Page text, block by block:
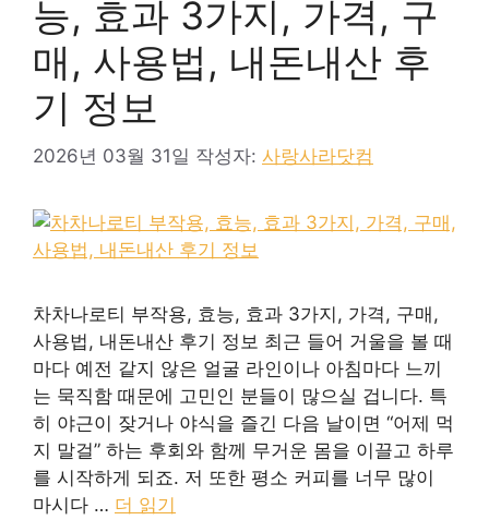
능, 효과 3가지, 가격, 구
매, 사용법, 내돈내산 후
기 정보
2026년 03월 31일 작성자: 사랑사라닷컴
차차나로티 부작용, 효능, 효과 3가지, 가격, 구매,
사용법, 내돈내산 후기 정보 최근 들어 거울을 볼 때
마다 예전 같지 않은 얼굴 라인이나 아침마다 느끼
는 묵직함 때문에 고민인 분들이 많으실 겁니다. 특
히 야근이 잦거나 야식을 즐긴 다음 날이면 “어제 먹
지 말걸” 하는 후회와 함께 무거운 몸을 이끌고 하루
를 시작하게 되죠. 저 또한 평소 커피를 너무 많이
마시다 … 더 읽기